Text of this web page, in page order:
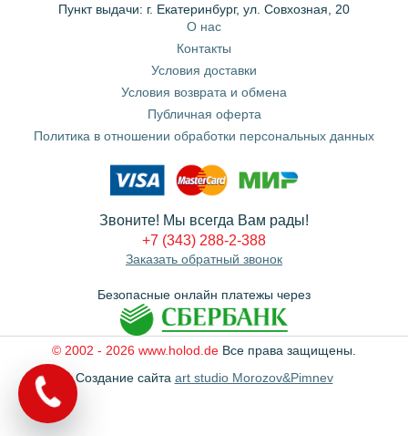
Пункт выдачи: г. Екатеринбург, ул. Совхозная, 20
О нас
Контакты
Условия доставки
Условия возврата и обмена
Публичная оферта
Политика в отношении обработки персональных данных
Звоните! Мы всегда Вам рады!
+7 (343) 288-2-388
Заказать обратный звонок
Безопасные онлайн платежы через
© 2002 - 2026 www.holod.de Все права защищены.
Создание сайта art studio Morozov&Pimnev